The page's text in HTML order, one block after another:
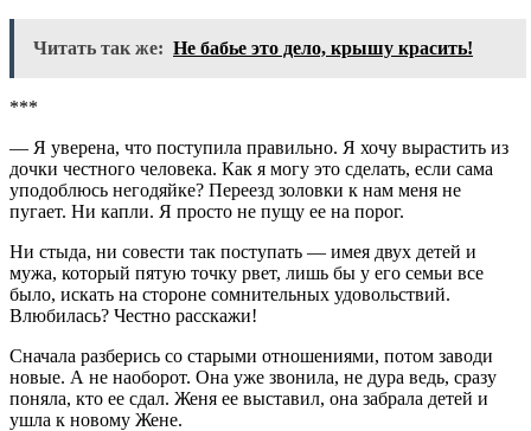
Читать так же: Не бабье это дело, крышу красить!
***
— Я уверена, что поступила правильно. Я хочу вырастить из
дочки честного человека. Как я могу это сделать, если сама
уподоблюсь негодяйке? Переезд золовки к нам меня не
пугает. Ни капли. Я просто не пущу ее на порог.
Ни стыда, ни совести так поступать — имея двух детей и
мужа, который пятую точку рвет, лишь бы у его семьи все
было, искать на стороне сомнительных удовольствий.
Влюбилась? Честно расскажи!
Сначала разберись со старыми отношениями, потом заводи
новые. А не наоборот. Она уже звонила, не дура ведь, сразу
поняла, кто ее сдал. Женя ее выставил, она забрала детей и
ушла к новому Жене.